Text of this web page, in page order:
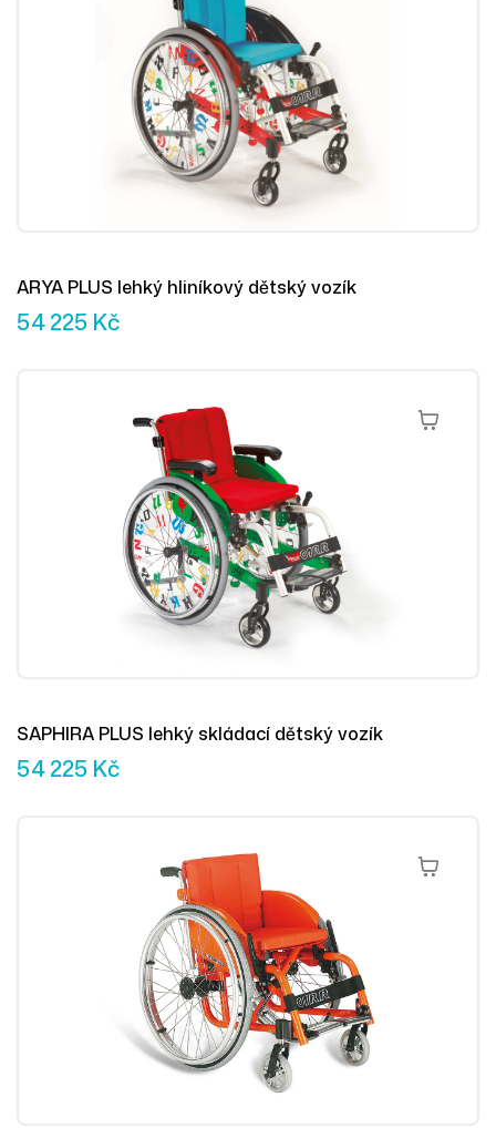
ARYA PLUS lehký hliníkový dětský vozík
54 225 Kč
Přidat Do
SAPHIRA PLUS lehký skládací dětský vozík
54 225 Kč
Přidat Do